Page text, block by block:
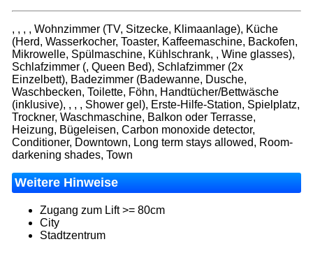
, , , , Wohnzimmer (TV, Sitzecke, Klimaanlage), Küche
(Herd, Wasserkocher, Toaster, Kaffeemaschine, Backofen,
Mikrowelle, Spülmaschine, Kühlschrank, , Wine glasses),
Schlafzimmer (, Queen Bed), Schlafzimmer (2x
Einzelbett), Badezimmer (Badewanne, Dusche,
Waschbecken, Toilette, Föhn, Handtücher/Bettwäsche
(inklusive), , , , Shower gel), Erste-Hilfe-Station, Spielplatz,
Trockner, Waschmaschine, Balkon oder Terrasse,
Heizung, Bügeleisen, Carbon monoxide detector,
Conditioner, Downtown, Long term stays allowed, Room-
darkening shades, Town
Weitere Hinweise
Zugang zum Lift >= 80cm
City
Stadtzentrum